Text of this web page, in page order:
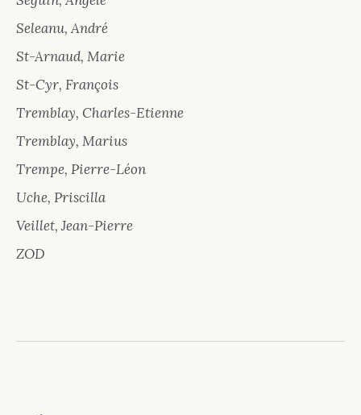
Seleanu, André
St-Arnaud, Marie
St-Cyr, François
Tremblay, Charles-Etienne
Tremblay, Marius
Trempe, Pierre-Léon
Uche, Priscilla
Veillet, Jean-Pierre
ZOD